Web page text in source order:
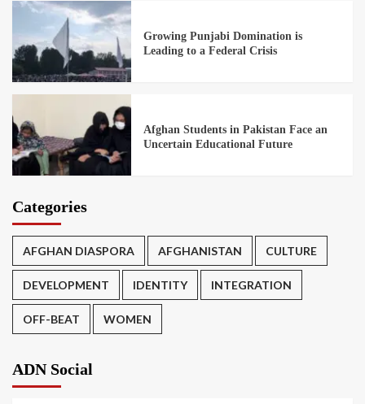
Growing Punjabi Domination is
Leading to a Federal Crisis
Afghan Students in Pakistan Face an
Uncertain Educational Future
Categories
AFGHAN DIASPORA AFGHANISTAN CULTURE
DEVELOPMENT IDENTITY INTEGRATION
OFF-BEAT WOMEN
ADN Social